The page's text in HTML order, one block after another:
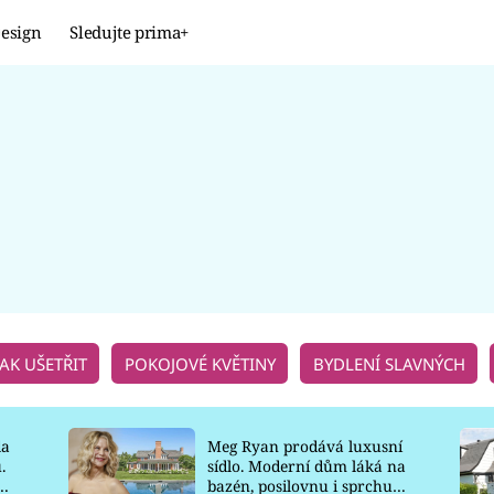
Sledujte prima+
UŠETŘIT POKOJOVÉ KVĚTINY BYDLENÍ SLAVNÝCH
Meg Ryan prodává luxusní
sídlo. Moderní dům láká na
bazén, posilovnu i sprchu